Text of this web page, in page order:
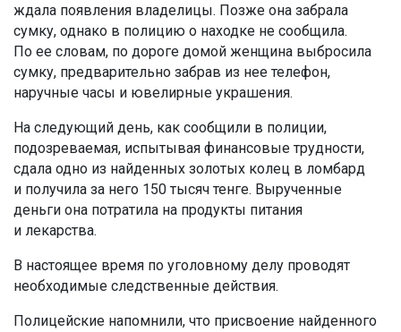
ждала появления владелицы. Позже она забрала
сумку, однако в полицию о находке не сообщила.
По ее словам, по дороге домой женщина выбросила
сумку, предварительно забрав из нее телефон,
наручные часы и ювелирные украшения.
На следующий день, как сообщили в полиции,
подозреваемая, испытывая финансовые трудности,
сдала одно из найденных золотых колец в ломбард
и получила за него 150 тысяч тенге. Вырученные
деньги она потратила на продукты питания
и лекарства.
В настоящее время по уголовному делу проводят
необходимые следственные действия.
Полицейские напомнили, что присвоение найденного